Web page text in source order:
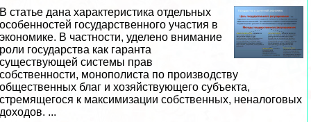
В статье дана хаpaктеристика отдельных
особенностей государственного участия в
экономике. В частности, уделено внимание
роли государства как гаранта
существующей системы прав
собственности, монополиста по производству
общественных благ и хозяйствующего субъекта,
стремящегося к максимизации собственных, неналоговых
доходов. ...